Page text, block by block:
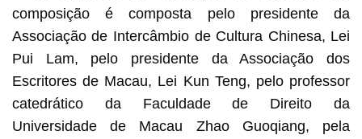
composição é composta pelo presidente da
Associação de Intercâmbio de Cultura Chinesa, Lei
Pui Lam, pelo presidente da Associação dos
Escritores de Macau, Lei Kun Teng, pelo professor
catedrático da Faculdade de Direito da
Universidade de Macau Zhao Guoqiang, pela